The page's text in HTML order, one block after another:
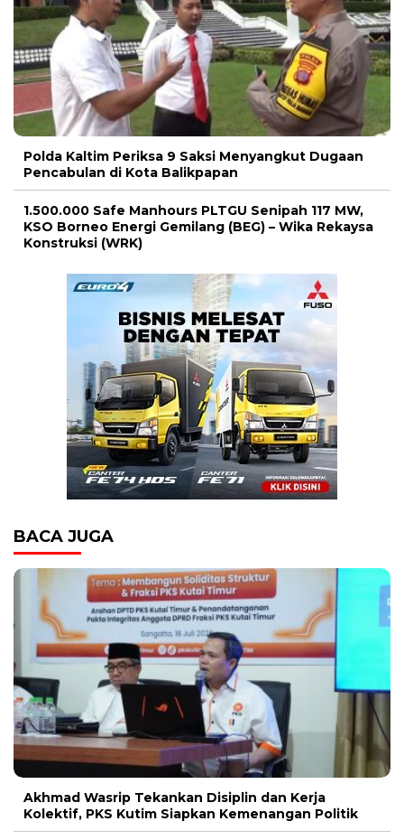
Polda Kaltim Periksa 9 Saksi Menyangkut Dugaan
Pencabulan di Kota Balikpapan
1.500.000 Safe Manhours PLTGU Senipah 117 MW,
KSO Borneo Energi Gemilang (BEG) – Wika Rekaysa
Konstruksi (WRK)
BACA JUGA
Akhmad Wasrip Tekankan Disiplin dan Kerja
Kolektif, PKS Kutim Siapkan Kemenangan Politik